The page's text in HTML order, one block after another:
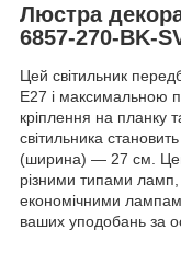
Люстра
6857-270-BK-
Цей світильник
E27 і максимальною
кріплення на планку
світильника
(ширина) — 27 см. Цей
різними типами
економічними
ваших уподобань за